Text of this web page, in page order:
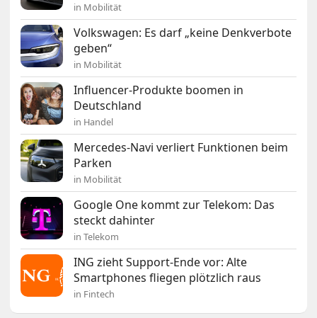
in Mobilität
Volkswagen: Es darf „keine Denkverbote
geben“
in Mobilität
Influencer-Produkte boomen in
Deutschland
in Handel
Mercedes-Navi verliert Funktionen beim
Parken
in Mobilität
Google One kommt zur Telekom: Das
steckt dahinter
in Telekom
ING zieht Support-Ende vor: Alte
Smartphones fliegen plötzlich raus
in Fintech